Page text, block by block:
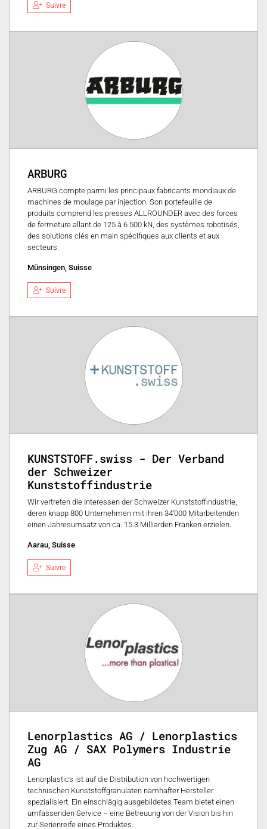
Suivre
ARBURG
ARBURG compte parmi les principaux fabricants mondiaux de
machines de moulage par injection. Son portefeuille de
produits comprend les presses ALLROUNDER avec des forces
de fermeture allant de 125 à 6 500 kN, des systèmes robotisés,
des solutions clés en main spécifiques aux clients et aux
secteurs.
Münsingen, Suisse
Suivre
KUNSTSTOFF.swiss - Der Verband
der Schweizer
Kunststoffindustrie
Wir vertreten die Interessen der Schweizer Kunststoffindustrie,
deren knapp 800 Unternehmen mit ihren 34‘000 Mitarbeitenden
einen Jahresumsatz von ca. 15.3 Milliarden Franken erzielen.
Aarau, Suisse
Suivre
Lenorplastics AG / Lenorplastics
Zug AG / SAX Polymers Industrie
AG
Lenorplastics ist auf die Distribution von hochwertigen
technischen Kunststoffgranulaten namhafter Hersteller
spezialisiert. Ein einschlägig ausgebildetes Team bietet einen
umfassenden Service – eine Betreuung von der Vision bis hin
zur Serienreife eines Produktes.